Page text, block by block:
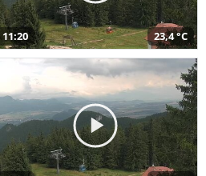
11:20 23,4 °C